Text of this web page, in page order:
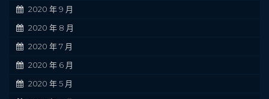
2020 年 9 月
2020 年 8 月
2020 年 7 月
2020 年 6 月
2020 年 5 月